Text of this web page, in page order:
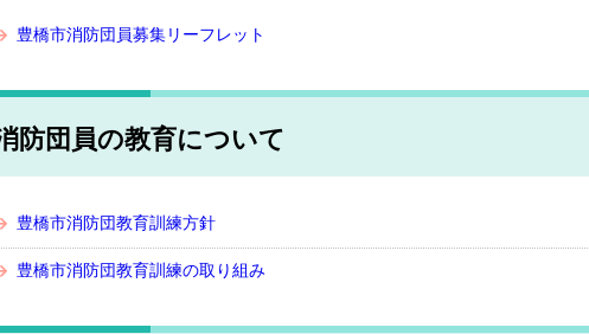
豊橋市消防団員募集リーフレット
防団員の教育について
豊橋市消防団教育訓練方針
豊橋市消防団教育訓練の取り組み